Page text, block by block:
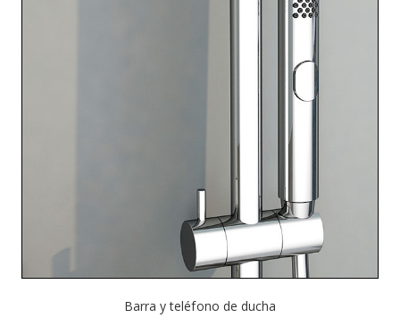
Barra y teléfono de ducha